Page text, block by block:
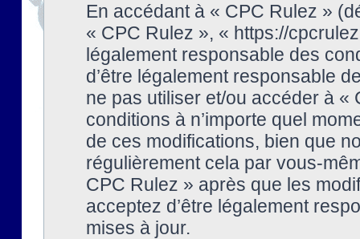
En accédant à « CPC Rulez »
« CPC Rulez », « https://
légalement responsable des
d’être légalement responsable
ne pas utiliser et/ou accéder à
conditions à n’importe quel
de ces modifications, bien que
régulièrement cela par vous-
CPC Rulez » après que les
acceptez d’être légalement
mises à jour.